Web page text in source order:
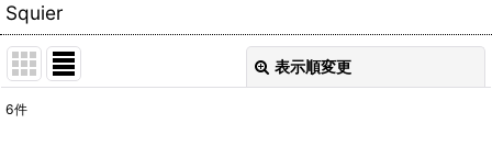
Squier
表示順変更
6件